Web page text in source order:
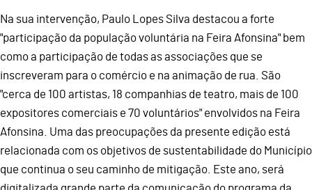
Na sua intervenção, Paulo Lopes Silva destacou a forte
"participação da população voluntária na Feira Afonsina" bem
como a participação de todas as associações que se
inscreveram para o comércio e na animação de rua. São
"cerca de 100 artistas, 18 companhias de teatro, mais de 100
expositores comerciais e 70 voluntários" envolvidos na Feira
Afonsina. Uma das preocupações da presente edição está
relacionada com os objetivos de sustentabilidade do Município
que continua o seu caminho de mitigação. Este ano, será